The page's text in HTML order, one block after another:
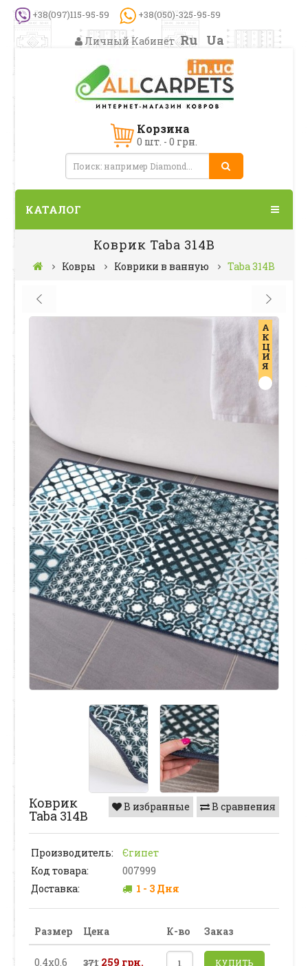
+38(097)115-95-59 +38(050)-325-95-59
Личный Кабинет Ru Ua
Корзина
0 шт. - 0 грн.
КАТАЛОГ
Коврик Taba 314В
Ковры Коврики в ванную Taba 314В
А
К
Ц
И
Я
В сравнения
В избранные
Коврик
Taba 314В
Производитель:
Єгипет
Код товара:
007999
Доставка:
1 - 3 Дня
Размер Цена К-во Заказ
0.4х0.6 371 259 грн. КУПИТЬ